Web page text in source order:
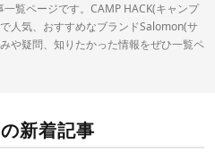
覧ページです。CAMP HACK(キャンプ
人気、おすすめなブランドSalomon(サ
や疑問、知りたかった情報をぜひ一覧ペ
新着記事